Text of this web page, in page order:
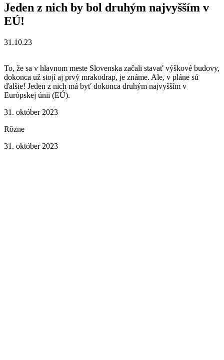
Jeden z nich by bol druhým najvyšším v
EÚ!
31.10.23
To, že sa v hlavnom meste Slovenska začali stavať výškové budovy,
dokonca už stojí aj prvý mrakodrap, je známe. Ale, v pláne sú
ďalšie! Jeden z nich má byť dokonca druhým najvyšším v
Európskej únii (EÚ).
31. október 2023
Rôzne
31. október 2023